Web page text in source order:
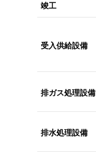
竣工
受入供給設備
排ガス処理設備
排水処理設備